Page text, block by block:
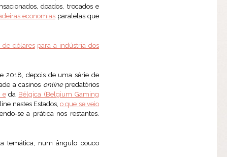
doados, trocados e
economias paralelas que
dólares para a indústria dos
2018, depois de uma série de
a casinos onlinepredatórios
eda Bélgica (Belgium Gaming
nestes Estados,o que se veio
se a prática nos restantes.
temática, num ângulo pouco